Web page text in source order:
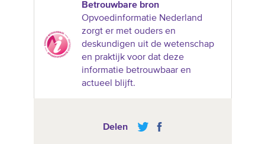
Betrouwbare bron
Opvoedinformatie Nederland
zorgt er met ouders en
deskundigen uit de wetenschap
en praktijk voor dat deze
informatie betrouwbaar en
actueel blijft.
Delen